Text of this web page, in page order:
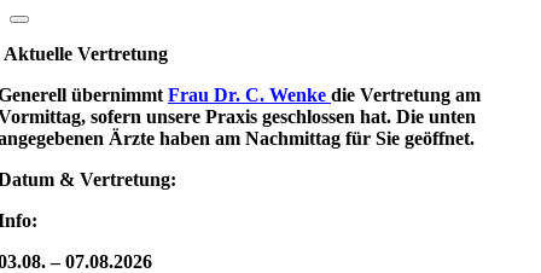
Aktuelle Vertretung
übernimmt Frau Dr. C. Wenke die Vertretung am
sofern unsere Praxis geschlossen hat. Die unten
Ärzte haben am Nachmittag für Sie geöffnet.
& Vertretung:
– 07.08.2026